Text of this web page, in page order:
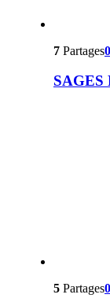
7 Partages0
SAGES
5 Partages0